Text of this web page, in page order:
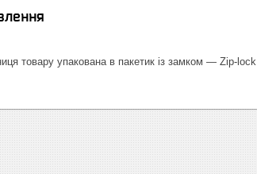
товару упакована в пакетик із замком — Zip-lock